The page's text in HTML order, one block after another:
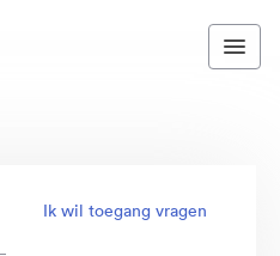
Ik wil toegang vragen